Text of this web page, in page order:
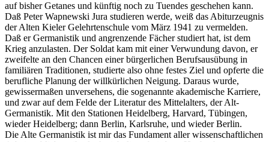
auf bisher Getanes und künftig noch zu Tuendes geschehen kann.
Daß Peter Wapnewski Jura studieren werde, weiß das Abiturzeugnis
der Alten Kieler Gelehrtenschule vom März 1941 zu vermelden.
Daß er Germanistik und angrenzende Fächer studiert hat, ist dem
Krieg anzulasten. Der Soldat kam mit einer Verwundung davon, er
zweifelte an den Chancen einer bürgerlichen Berufsausübung in
familiären Traditionen, studierte also ohne festes Ziel und opferte die
berufliche Planung der willkürlichen Neigung. Daraus wurde,
gewissermaßen unversehens, die sogenannte akademische Karriere,
und zwar auf dem Felde der Literatur des Mittelalters, der Alt-
Germanistik. Mit den Stationen Heidelberg, Harvard, Tübingen,
wieder Heidelberg; dann Berlin, Karlsruhe, und wieder Berlin.
Die Alte Germanistik ist mir das Fundament aller wissenschaftlichen